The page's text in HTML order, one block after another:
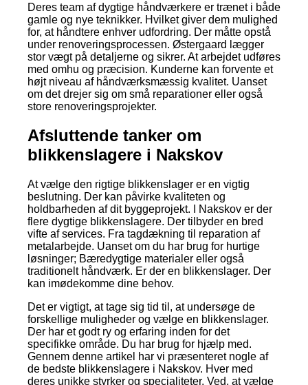
Deres team af dygtige håndværkere er trænet i både
gamle og nye teknikker. Hvilket giver dem mulighed
for, at håndtere enhver udfordring. Der måtte opstå
under renoveringsprocessen. Østergaard lægger
stor vægt på detaljerne og sikrer. At arbejdet udføres
med omhu og præcision. Kunderne kan forvente et
højt niveau af håndværksmæssig kvalitet. Uanset
om det drejer sig om små reparationer eller også
store renoveringsprojekter.
Afsluttende tanker om
blikkenslagere i Nakskov
At vælge den rigtige blikkenslager er en vigtig
beslutning. Der kan påvirke kvaliteten og
holdbarheden af dit byggeprojekt. I Nakskov er der
flere dygtige blikkenslagere. Der tilbyder en bred
vifte af services. Fra tagdækning til reparation af
metalarbejde. Uanset om du har brug for hurtige
løsninger; Bæredygtige materialer eller også
traditionelt håndværk. Er der en blikkenslager. Der
kan imødekomme dine behov.
Det er vigtigt, at tage sig tid til, at undersøge de
forskellige muligheder og vælge en blikkenslager.
Der har et godt ry og erfaring inden for det
specifikke område. Du har brug for hjælp med.
Gennem denne artikel har vi præsenteret nogle af
de bedste blikkenslagere i Nakskov. Hver med
deres unikke styrker og specialiteter. Ved, at vælge